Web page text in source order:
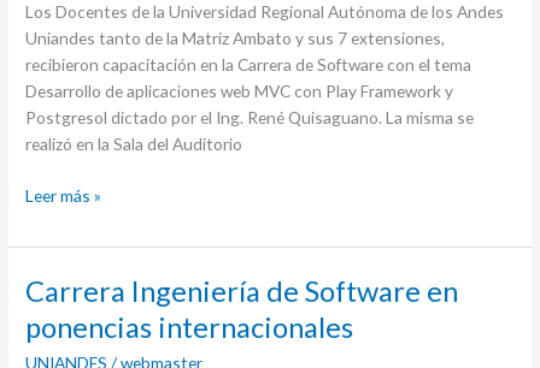
Los Docentes de la Universidad Regional Autónoma de los Andes
Uniandes tanto de la Matriz Ambato y sus 7 extensiones,
recibieron capacitación en la Carrera de Software con el tema
Desarrollo de aplicaciones web MVC con Play Framework y
Postgresol dictado por el Ing. René Quisaguano. La misma se
realizó en la Sala del Auditorio
Leer más »
Carrera Ingeniería de Software en
ponencias internacionales
UNIANDES /webmaster
Carrera
de
Software